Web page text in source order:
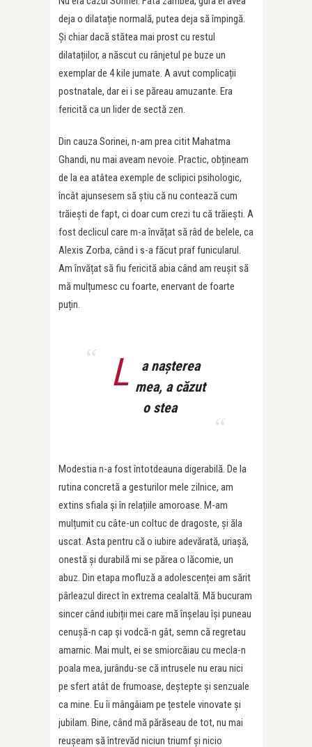
deja o dilatație normală, putea deja să împingă.
Și chiar dacă stătea mai prost cu restul
dilatațiilor, a născut cu rânjetul pe buze un
exemplar de 4 kile jumate. A avut complicații
postnatale, dar ei i se păreau amuzante. Era
fericită ca un lider de sectă zen.
Din cauza Sorinei, n-am prea citit Mahatma
Ghandi, nu mai aveam nevoie. Practic, obțineam
de la ea atâtea exemple de sclipici psihologic,
încât ajunsesem să știu că nu contează cum
trăiești de fapt, ci doar cum crezi tu că trăiești. A
fost declicul care m-a învățat să râd de belele, ca
Alexis Zorba, când i s-a făcut praf funicularul.
Am învățat să fiu fericită abia când am reușit să
mă mulțumesc cu foarte, enervant de foarte
puțin.
L
a nașterea
mea, a căzut
o stea
Modestia n-a fost întotdeauna digerabilă. De la
rutina concretă a gesturilor mele zilnice, am
extins sfiala și în relațiile amoroase. M-am
mulțumit cu câte-un coltuc de dragoste, și ăla
uscat. Asta pentru că o iubire adevărată, uriașă,
onestă și durabilă mi se părea o lăcomie, un
abuz. Din etapa mofluză a adolescenței am sărit
pârleazul direct în extrema cealaltă. Mă bucuram
sincer când iubiții mei care mă înșelau își puneau
cenușă-n cap și vodcă-n gât, semn că regretau
amarnic. Mai mult, ei se smiorcăiau cu mecla-n
poala mea, jurându-se că intrusele nu erau nici
pe sfert atât de frumoase, deștepte și senzuale
ca mine. Eu îi mângâiam pe țestele vinovate și
jubilam. Bine, când mă părăseau de tot, nu mai
reușeam să întrevăd niciun triumf și nicio